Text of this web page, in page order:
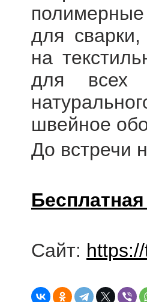
для
на
для всех
швейное
До встречи
Сайт: